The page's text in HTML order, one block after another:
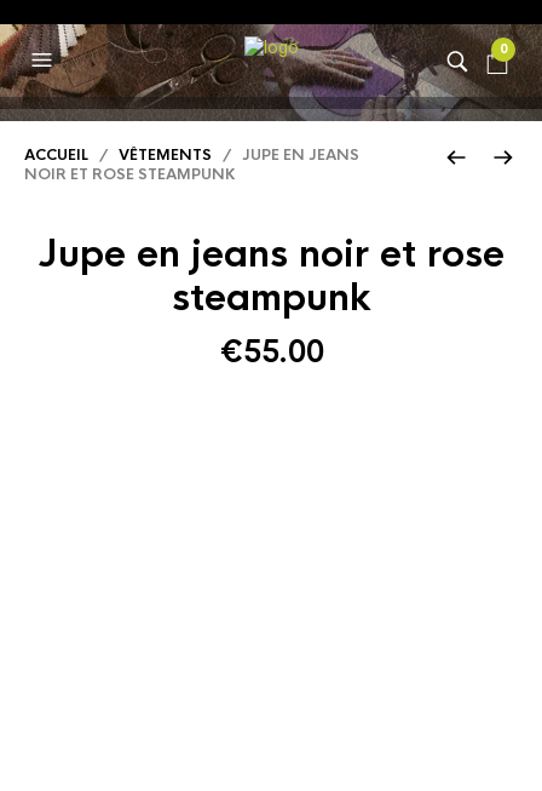
0
ACCUEIL / VÊTEMENTS / JUPE EN JEANS
NOIR ET ROSE STEAMPUNK
Jupe en jeans noir et rose
steampunk
€55.00